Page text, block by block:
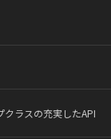
クラスの充実したAPI